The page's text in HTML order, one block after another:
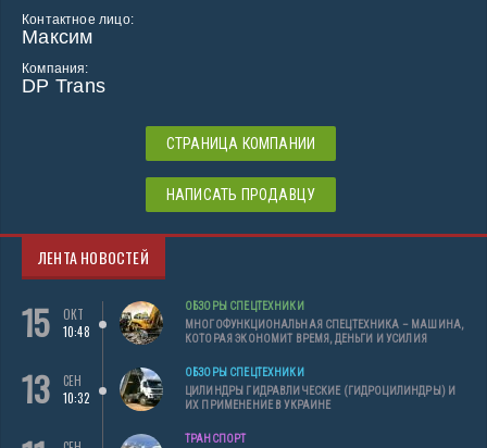
Контактное лицо:
Максим
Компания:
DP Trans
СТРАНИЦА КОМПАНИИ
НАПИСАТЬ ПРОДАВЦУ
ЛЕНТА НОВОСТЕЙ
15
ОКТ
10:48
ОБЗОРЫ СПЕЦТЕХНИКИ
МНОГОФУНКЦИОНАЛЬНАЯ СПЕЦТЕХНИКА – МАШИНА,
КОТОРАЯ ЭКОНОМИТ ВРЕМЯ, ДЕНЬГИ И УСИЛИЯ
13
СЕН
10:32
ОБЗОРЫ СПЕЦТЕХНИКИ
ЦИЛИНДРЫ ГИДРАВЛИЧЕСКИЕ (ГИДРОЦИЛИНДРЫ) И
ИХ ПРИМЕНЕНИЕ В УКРАИНЕ
ТРАНСПОРТ